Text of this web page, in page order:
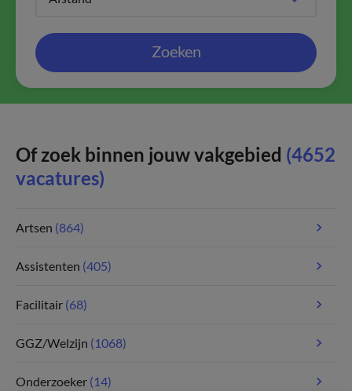
Zoeken
Of zoek binnen jouw vakgebied (4652
vacatures)
Artsen (864)
Assistenten (405)
Facilitair (68)
GGZ/Welzijn (1068)
Onderzoeker (14)